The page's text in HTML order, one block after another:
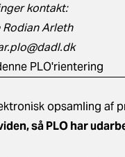
kontakt:
Arleth
PLO'rientering
opsamling af
så PLO har